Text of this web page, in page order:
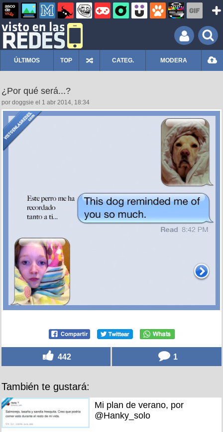
ÚLTIMOS TOP CATEG. MODERA
¿Por qué será...?
por doggsie el 1 abr 2014, 18:34
442 1
También te gustará:
Mi plan de verano, por
@Hanky_solo